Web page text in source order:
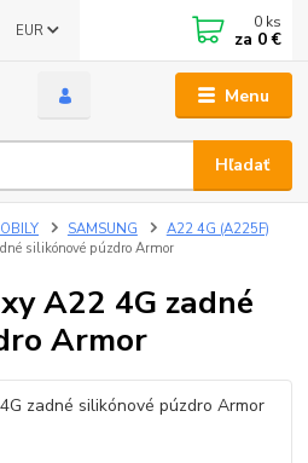
Menu
EUR
Hľadať
0 ks
za 0 €
SAMSUNG
A22 4G (A225F)
silikónové púzdro Armor
A22 4G zadné
Armor